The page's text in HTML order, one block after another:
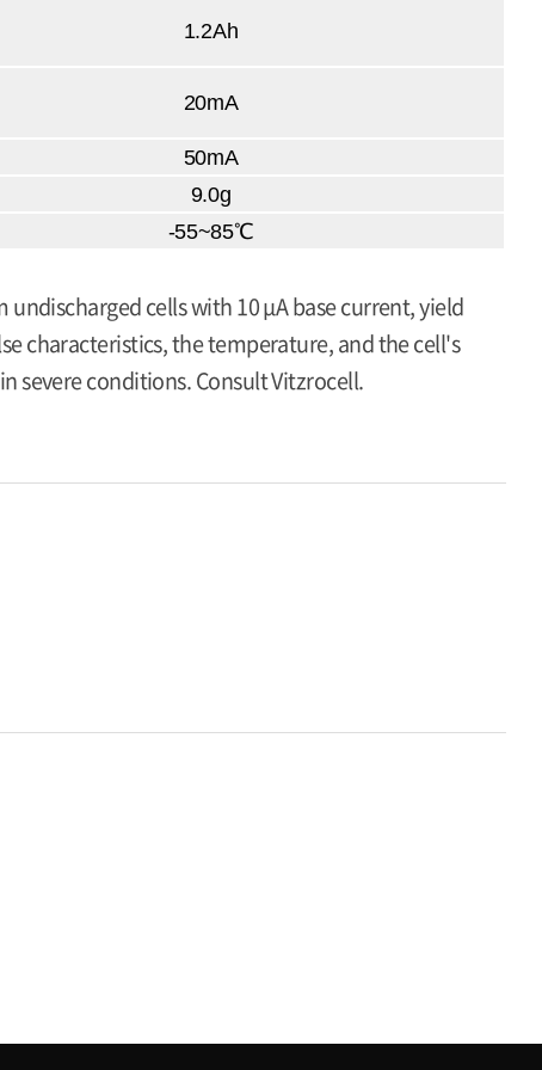
1.2Ah
20mA
50mA
9.0g
-55~85℃
undischarged cells with 10 μA base current, yield
characteristics, the temperature, and the cell's
severe conditions. Consult Vitzrocell.